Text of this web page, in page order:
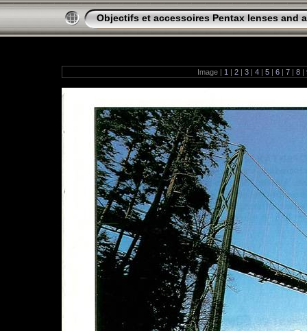
Objectifs et accessoires Pentax lenses and
Image | 1 | 2 | 3 | 4 | 5 | 6 | 7 | 8 |